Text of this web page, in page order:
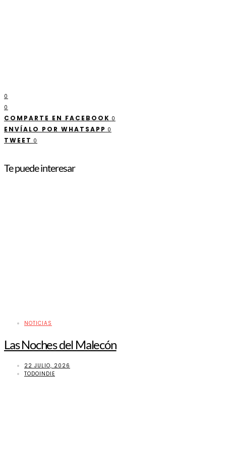
0
0
COMPARTE EN FACEBOOK 0
ENVÍALO POR WHATSAPP 0
TWEET 0
Te puede interesar
NOTICIAS
Las Noches del Malecón
22 JULIO, 2026
TODOINDIE